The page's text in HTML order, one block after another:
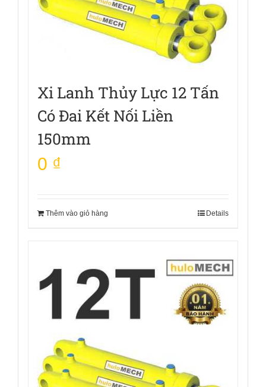
Xi Lanh Thủy Lực 12 Tấn
Có Đai Kết Nối Liền
150mm
0 ₫
Thêm vào giỏ hàng Details